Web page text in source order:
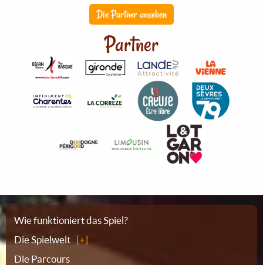
Die Partner ansehen
Partner
Sitemap
Wie funktioniert das Spiel?
Die Spielwelt
Die Parcours